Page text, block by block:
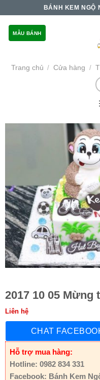
content
BÁNH KEM NGỘ
MẪU BÁNH
Trang chủ / Cửa hàng /
2017 10 05 Mừng
Liên hệ
CHAT
Hỗ trợ mua hàng:
Hotline: 0982 834 331
Facebook: Bánh Kem